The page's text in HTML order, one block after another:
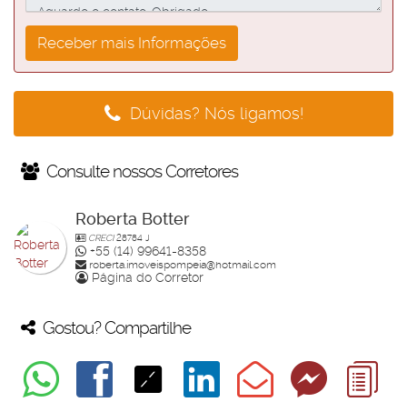
Dúvidas? Nós ligamos!
Consulte nossos Corretores
Roberta Botter
CRECI28784 J
+55 (14) 99641-8358
roberta.imoveispompeia@hotmail.com
Página do Corretor
Gostou? Compartilhe